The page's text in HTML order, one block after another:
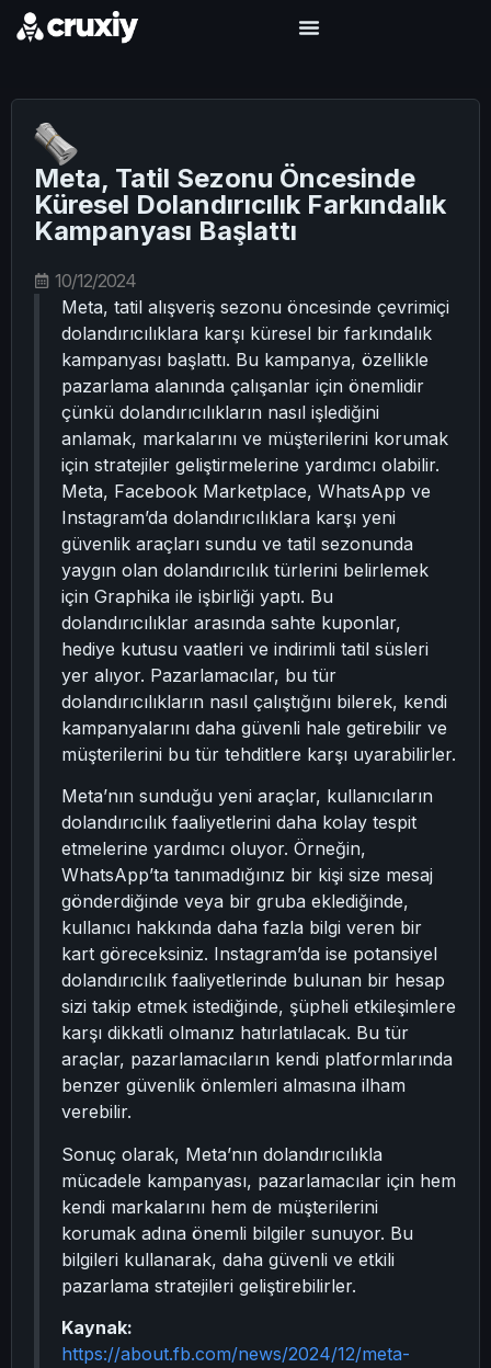
Meta, Tatil Sezonu Öncesinde
Küresel Dolandırıcılık Farkındalık
Kampanyası Başlattı
10/12/2024
Meta, tatil alışveriş sezonu öncesinde çevrimiçi
dolandırıcılıklara karşı küresel bir farkındalık
kampanyası başlattı. Bu kampanya, özellikle
pazarlama alanında çalışanlar için önemlidir
çünkü dolandırıcılıkların nasıl işlediğini
anlamak, markalarını ve müşterilerini korumak
için stratejiler geliştirmelerine yardımcı olabilir.
Meta, Facebook Marketplace, WhatsApp ve
Instagram’da dolandırıcılıklara karşı yeni
güvenlik araçları sundu ve tatil sezonunda
yaygın olan dolandırıcılık türlerini belirlemek
için Graphika ile işbirliği yaptı. Bu
dolandırıcılıklar arasında sahte kuponlar,
hediye kutusu vaatleri ve indirimli tatil süsleri
yer alıyor. Pazarlamacılar, bu tür
dolandırıcılıkların nasıl çalıştığını bilerek, kendi
kampanyalarını daha güvenli hale getirebilir ve
müşterilerini bu tür tehditlere karşı uyarabilirler.
Meta’nın sunduğu yeni araçlar, kullanıcıların
dolandırıcılık faaliyetlerini daha kolay tespit
etmelerine yardımcı oluyor. Örneğin,
WhatsApp’ta tanımadığınız bir kişi size mesaj
gönderdiğinde veya bir gruba eklediğinde,
kullanıcı hakkında daha fazla bilgi veren bir
kart göreceksiniz. Instagram’da ise potansiyel
dolandırıcılık faaliyetlerinde bulunan bir hesap
sizi takip etmek istediğinde, şüpheli etkileşimlere
karşı dikkatli olmanız hatırlatılacak. Bu tür
araçlar, pazarlamacıların kendi platformlarında
benzer güvenlik önlemleri almasına ilham
verebilir.
Sonuç olarak, Meta’nın dolandırıcılıkla
mücadele kampanyası, pazarlamacılar için hem
kendi markalarını hem de müşterilerini
korumak adına önemli bilgiler sunuyor. Bu
bilgileri kullanarak, daha güvenli ve etkili
pazarlama stratejileri geliştirebilirler.
Kaynak:
https://about.fb.com/news/2024/12/meta-